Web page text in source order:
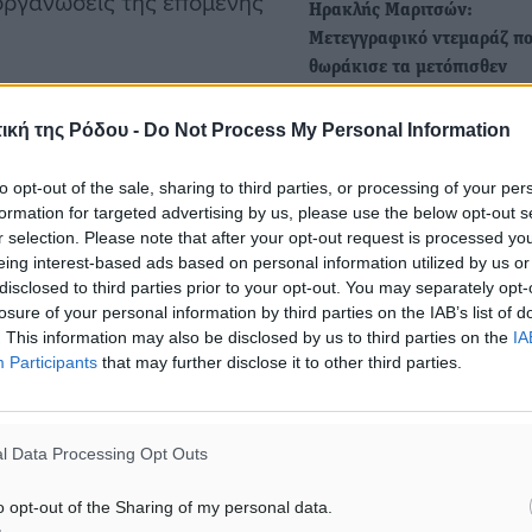
της Ρόδου - Do Not Process My Personal Information
opt-out of the sale, sharing to third parties, or processing of your
for targeted advertising by us, please use the below opt-out
selection. Please note that after your opt-out request is processed
interest-based ads based on personal information utilized by us
to third parties prior to your opt-out. You may separately
of your personal information by third parties on the IAB’s list of
This information may also be disclosed by us to third parties on the
Participants that may further disclose it to other third parties.
Data Processing Opt Outs
opt-out of the Sharing of my personal data.
αναζήτησης
μας στο Google News ★ ↗
Ηρακλής Μαριτσών:
Μετεγγραφικό ντεμαράζ
θωράκισε τα μετόπισθεν
περιμένουν πλέον οι
ΕΠΙΣΗΣ